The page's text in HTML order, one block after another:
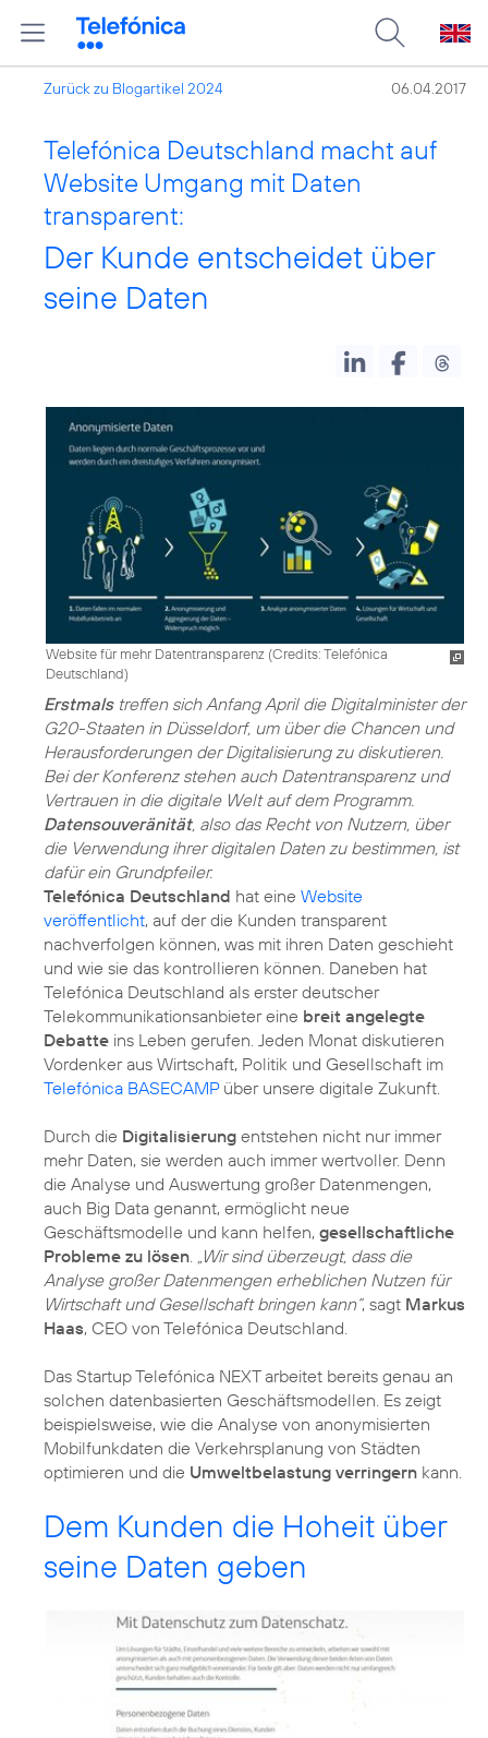
Zurück zu Blogartikel 2024 06.04.2017
Telefónica Deutschland macht auf
Website Umgang mit Daten
transparent:
Der Kunde entscheidet über
seine Daten
Website für mehr Datentransparenz (Credits: Telefónica
Deutschland)
Erstmalstreffen sich Anfang April die Digitalminister der
G20-Staaten in Düsseldorf, um über die Chancen und
Herausforderungen der Digitalisierung zu diskutieren.
Bei der Konferenz stehen auch Datentransparenz und
Vertrauen in die digitale Welt auf dem Programm.
Datensouveränität, also das Recht von Nutzern, über
die Verwendung ihrer digitalen Daten zu bestimmen, ist
dafür ein Grundpfeiler.
Telefónica Deutschland hat eine Website
veröffentlicht, auf der die Kunden transparent
nachverfolgen können, was mit ihren Daten geschieht
und wie sie das kontrollieren können. Daneben hat
Telefónica Deutschland als erster deutscher
Telekommunikationsanbieter eine breit angelegte
Debatte ins Leben gerufen. Jeden Monat diskutieren
Vordenker aus Wirtschaft, Politik und Gesellschaft im
Telefónica BASECAMPüber unsere digitale Zukunft.
Durch die Digitalisierung entstehen nicht nur immer
mehr Daten, sie werden auch immer wertvoller. Denn
die Analyse und Auswertung großer Datenmengen,
auch Big Data genannt, ermöglicht neue
Geschäftsmodelle und kann helfen, gesellschaftliche
Probleme zu lösen
„Wir sind überzeugt, dass die
Analyse großer Datenmengen erheblichen Nutzen für
Wirtschaft und Gesellschaft bringen kann“, sagt Markus
Haas, CEO von Telefónica Deutschland.
Das Startup Telefónica NEXT arbeitet bereits genau an
solchen datenbasierten Geschäftsmodellen. Es zeigt
beispielsweise, wie die Analyse von anonymisierten
Mobilfunkdaten die Verkehrsplanung von Städten
optimieren und die Umweltbelastung verringern kann.
Dem Kunden die Hoheit über
seine Daten geben